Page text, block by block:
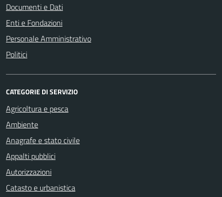
Documenti e Dati
Enti e Fondazioni
Personale Amministrativo
Politici
CATEGORIE DI SERVIZIO
Agricoltura e pesca
Ambiente
Anagrafe e stato civile
Appalti pubblici
Autorizzazioni
Catasto e urbanistica